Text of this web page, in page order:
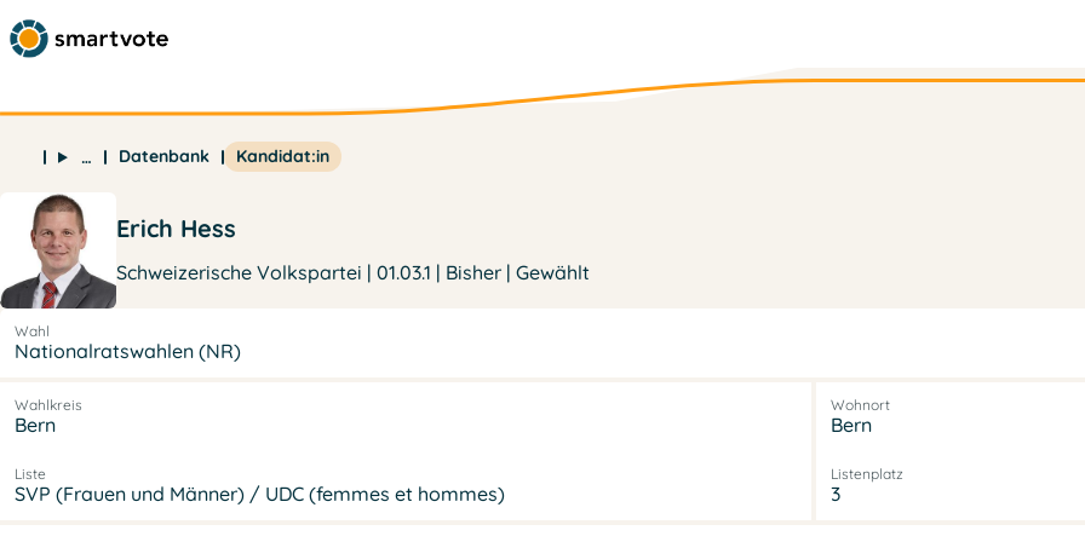
… Datenbank Kandidat:in
Erich Hess
Schweizerische Volkspartei | 01.03.1 | Bisher | Gewählt
Wahl
Nationalratswahlen (NR)
Wahlkreis
Bern
Wohnort
Bern
Liste
SVP (Frauen und Männer) / UDC (femmes et hommes)
Listenplatz
3